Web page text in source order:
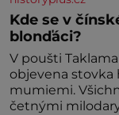
Kde se v
blonďáci?
V poušti
objevena
mumiemi.
četnými